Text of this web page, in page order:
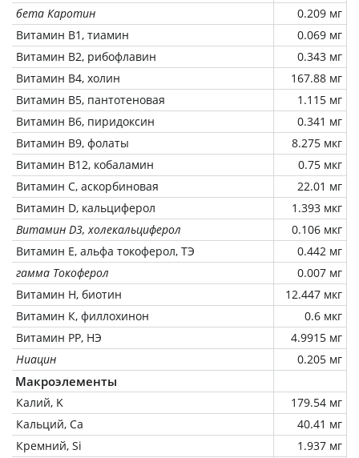
бета Каротин
0.209 мг
Витамин В1, тиамин
0.069 мг
Витамин В2, рибофлавин
0.343 мг
Витамин В4, холин
167.88 мг
Витамин В5, пантотеновая
1.115 мг
Витамин В6, пиридоксин
0.341 мг
Витамин В9, фолаты
8.275 мкг
Витамин В12, кобаламин
0.75 мкг
Витамин C, аскорбиновая
22.01 мг
Витамин D, кальциферол
1.393 мкг
Витамин D3, холекальциферол
0.106 мкг
Витамин Е, альфа токоферол, ТЭ
0.442 мг
гамма Токоферол
0.007 мг
Витамин Н, биотин
12.447 мкг
Витамин К, филлохинон
0.6 мкг
Витамин РР, НЭ
4.9915 мг
Ниацин
0.205 мг
Макроэлементы
Калий, K
179.54 мг
Кальций, Ca
40.41 мг
Кремний, Si
1.937 мг